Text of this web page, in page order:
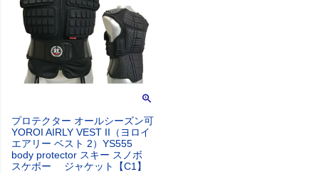
プロテクター オールシーズン可
YOROI AIRLY VEST II（ヨロイ
エアリー ベスト 2）YS555
body protector スキー スノボ
スケボー ジャケット【C1】